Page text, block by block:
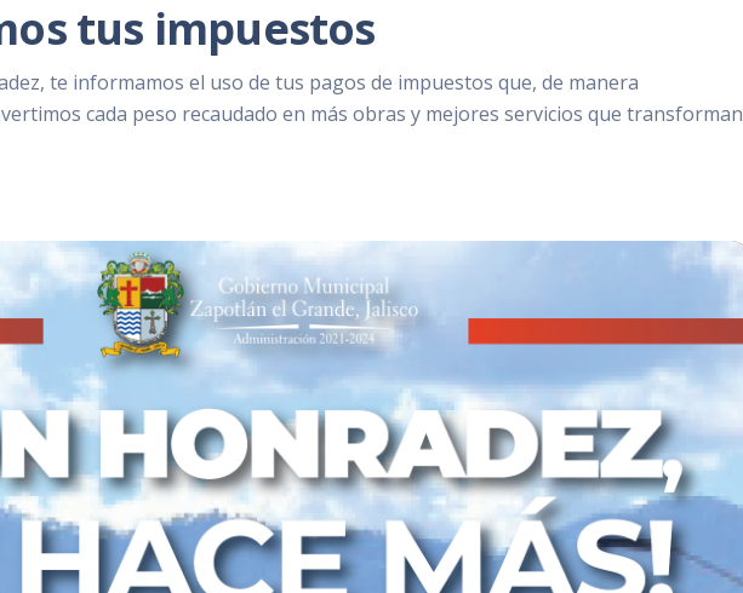
tus impuestos
te informamos el uso de tus pagos de impuestos que, de manera
cada peso recaudado en más obras y mejores servicios que transforman